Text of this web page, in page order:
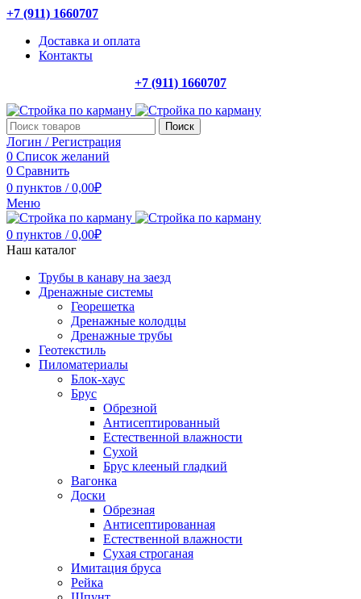
+7 (911) 1660707
Доставка и оплата
Контакты
+7 (911) 1660707
Поиск
Логин / Регистрация
0 Список желаний
0 Сравнить
0 пунктов / 0,00₽
Меню
0 пунктов / 0,00₽
Наш каталог
Трубы в канаву на заезд
Дренажные системы
Георешетка
Дренажные колодцы
Дренажные трубы
Геотекстиль
Пиломатериалы
Блок-хаус
Брус
Обрезной
Антисептированный
Естественной влажности
Сухой
Брус клееный гладкий
Вагонка
Доски
Обрезная
Антисептированная
Естественной влажности
Сухая строганая
Имитация бруса
Рейка